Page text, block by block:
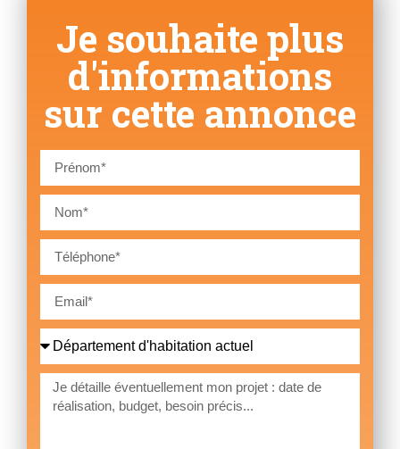
Je souhaite plus
d'informations
sur cette annonce